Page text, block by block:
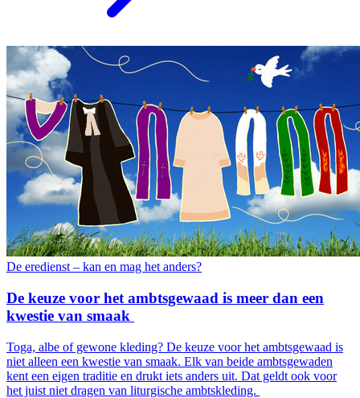
De eredienst – kan en mag het anders?
De keuze voor het ambtsgewaad is meer dan een
kwestie van smaak
Toga, albe of gewone kleding? De keuze voor het ambtsgewaad is
niet alleen een kwestie van smaak. Elk van beide ambtsgewaden
kent een eigen traditie en drukt iets anders uit. Dat geldt ook voor
het juist niet dragen van liturgische ambtskleding.